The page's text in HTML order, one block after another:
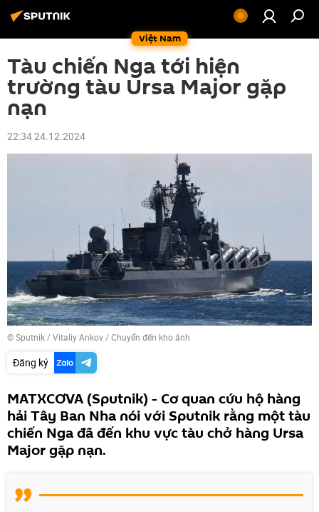
Việt Nam
Tàu chiến Nga tới hiện
trường tàu Ursa Major gặp
nạn
22:34 24.12.2024
© Sputnik / Vitaliy Ankov/Chuyển đến kho ảnh
Đăng ký
MATXCƠVA (Sputnik) - Cơ quan cứu hộ hàng
hải Tây Ban Nha nói với Sputnik rằng một tàu
chiến Nga đã đến khu vực tàu chở hàng Ursa
Major gặp nạn.